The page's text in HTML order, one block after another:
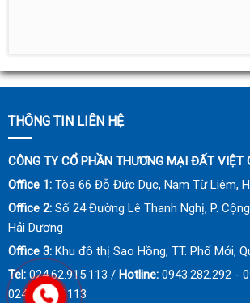
THÔNG TIN LIÊN HỆ
CÔNG TY CỔ PHẦN THƯƠNG MẠI ĐẤT VIỆT
Office 1: Tòa 66 Đỗ Đức Dục, Nam Từ Liêm,
Office 2: Số 24 Đường Lê Thanh Nghị, P.
Hải Dương
Office 3: Khu đô thị Sao Hồng, TT. Phố Mới,
Tel: 024.62.915.113 / Hotline: 0943.282.292 -
024.62.915.113